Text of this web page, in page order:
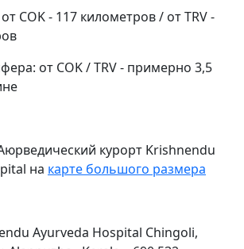
COK- 117 километров / отTRV-
от COK/TRV- примерно 3,5
курорт Krishnendu
на карте большого размера
Ayurveda Hospital Chingoli,